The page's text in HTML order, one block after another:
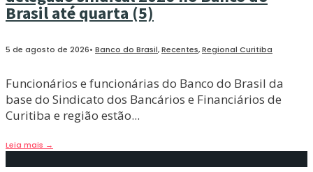
Brasil até quarta (5)
5 de agosto de 2026• Banco do Brasil,Recentes,Regional Curitiba
Funcionários e funcionárias do Banco do Brasil da
base do Sindicato dos Bancários e Financiários de
Curitiba e região estão...
Leia mais →